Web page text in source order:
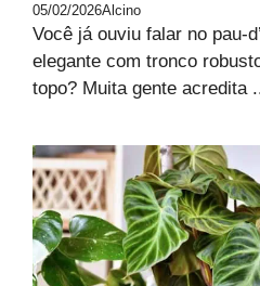
05/02/2026Alcino
Você já ouviu falar no pau-
elegante com tronco
topo? Muita gente acredita